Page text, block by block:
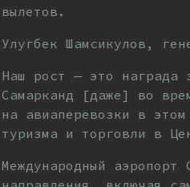
вылетов.
Улугбек Шамсикулов,
Наш рост — это награда
Самарканд [даже] во
на авиаперевозки в
туризма и торговли в
Международный